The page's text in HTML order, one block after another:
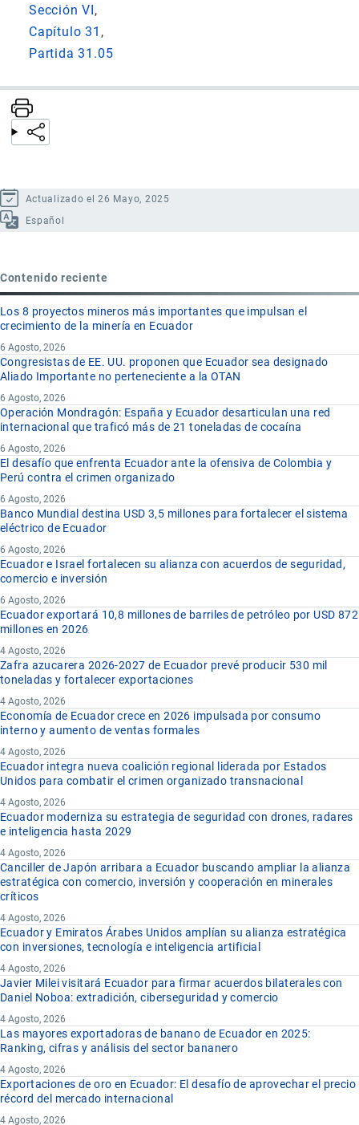
Sección VI
Capítulo 31
Partida 31.05
Actualizado el 26 Mayo, 2025
Español
Contenido reciente
Los 8 proyectos mineros más importantes que impulsan el
crecimiento de la minería en Ecuador
6 Agosto, 2026
Congresistas de EE. UU. proponen que Ecuador sea designado
Aliado Importante no perteneciente a la OTAN
6 Agosto, 2026
Operación Mondragón: España y Ecuador desarticulan una red
internacional que traficó más de 21 toneladas de cocaína
6 Agosto, 2026
El desafío que enfrenta Ecuador ante la ofensiva de Colombia y
Perú contra el crimen organizado
6 Agosto, 2026
Banco Mundial destina USD 3,5 millones para fortalecer el sistema
eléctrico de Ecuador
6 Agosto, 2026
Ecuador e Israel fortalecen su alianza con acuerdos de seguridad,
comercio e inversión
6 Agosto, 2026
Ecuador exportará 10,8 millones de barriles de petróleo por USD 872
millones en 2026
4 Agosto, 2026
Zafra azucarera 2026-2027 de Ecuador prevé producir 530 mil
toneladas y fortalecer exportaciones
4 Agosto, 2026
Economía de Ecuador crece en 2026 impulsada por consumo
interno y aumento de ventas formales
4 Agosto, 2026
Ecuador integra nueva coalición regional liderada por Estados
Unidos para combatir el crimen organizado transnacional
4 Agosto, 2026
Ecuador moderniza su estrategia de seguridad con drones, radares
e inteligencia hasta 2029
4 Agosto, 2026
Canciller de Japón arribara a Ecuador buscando ampliar la alianza
estratégica con comercio, inversión y cooperación en minerales
críticos
4 Agosto, 2026
Ecuador y Emiratos Árabes Unidos amplían su alianza estratégica
con inversiones, tecnología e inteligencia artificial
4 Agosto, 2026
Javier Milei visitará Ecuador para firmar acuerdos bilaterales con
Daniel Noboa: extradición, ciberseguridad y comercio
4 Agosto, 2026
Las mayores exportadoras de banano de Ecuador en 2025:
Ranking, cifras y análisis del sector bananero
4 Agosto, 2026
Exportaciones de oro en Ecuador: El desafío de aprovechar el precio
récord del mercado internacional
4 Agosto, 2026